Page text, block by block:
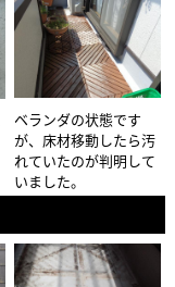
ベランダの状態です
が、床材移動したら汚
れていたのが判明して
いました。